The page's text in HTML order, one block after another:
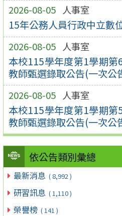
2026-08-05 人事室
15年公務人員行政中立數
2026-08-05 人事室
本校115學年度第1學期
教師甄選錄取公告(一次公
2026-08-05 人事室
本校115學年度第1學期
教師甄選錄取公告(一次公
依公告類別彙總
最新消息 ( 8,992 )
研習訊息 ( 1,110 )
榮譽榜 ( 141 )